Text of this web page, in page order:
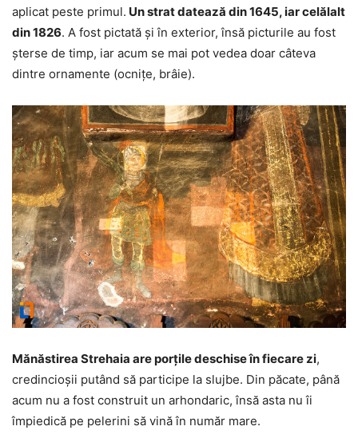
aplicat peste primul. Un strat datează din 1645, iar celălalt
din 1826. A fost pictată şi în exterior, însă picturile au fost
şterse de timp, iar acum se mai pot vedea doar câteva
dintre ornamente (ocniţe, brâie).
Mănăstirea Strehaia are porţile deschise în fiecare zi,
credincioşii putând să participe la slujbe. Din păcate, până
acum nu a fost construit un arhondaric, însă asta nu îi
împiedică pe pelerini să vină în număr mare.